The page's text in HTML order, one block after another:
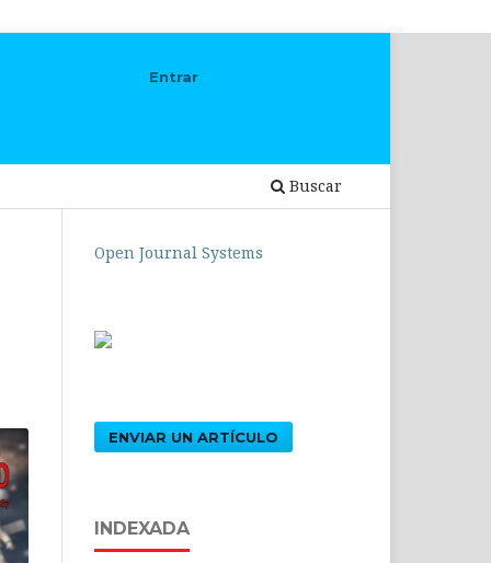
Buscar
Entrar
Open Journal Systems
ENVIAR UN ARTÍCULO
INDEXADA